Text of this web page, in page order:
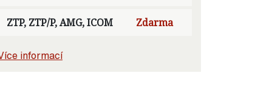
ZTP, ZTP/P, AMG, ICOM Zdarma
informací